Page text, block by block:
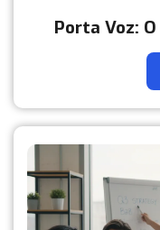
Porta Voz: